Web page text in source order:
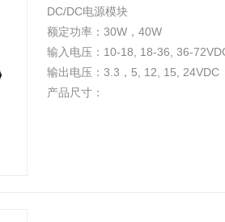
DC/DC电源模块
额定功率：30W，40W
输入电压：10-18, 18-36, 36-
输出电压：3.3，5, 12, 15, 24VDC
产品尺寸：